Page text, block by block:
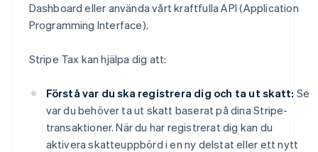
Dashboard eller använda vårt kraftfulla API (Application
Programming Interface).
Stripe Tax kan hjälpa dig att:
Förstå var du ska registrera dig och ta ut skatt: Se
var du behöver ta ut skatt baserat på dina Stripe-
transaktioner. När du har registrerat dig kan du
aktivera skatteuppbörd i en ny delstat eller ett nytt